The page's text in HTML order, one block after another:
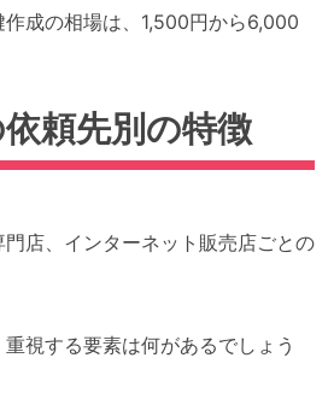
成の相場は、1,500円から6,000
頼先別の特徴
店、インターネット販売店ごとの
視する要素は何があるでしょう